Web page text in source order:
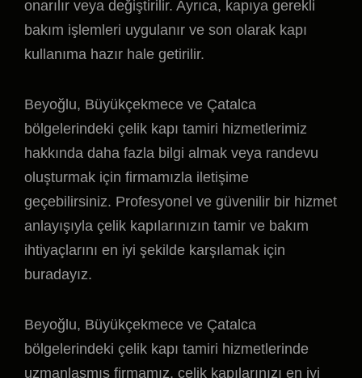
onarılır veya değiştirilir. Ayrıca, kapıya gerekli
bakım işlemleri uygulanır ve son olarak kapı
kullanıma hazır hale getirilir.
Beyoğlu, Büyükçekmece ve Çatalca
bölgelerindeki çelik kapı tamiri hizmetlerimiz
hakkında daha fazla bilgi almak veya randevu
oluşturmak için firmamızla iletişime
geçebilirsiniz. Profesyonel ve güvenilir bir hizmet
anlayışıyla çelik kapılarınızın tamir ve bakım
ihtiyaçlarını en iyi şekilde karşılamak için
buradayız.
Beyoğlu, Büyükçekmece ve Çatalca
bölgelerindeki çelik kapı tamiri hizmetlerinde
uzmanlaşmış firmamız, çelik kapılarınızı en iyi